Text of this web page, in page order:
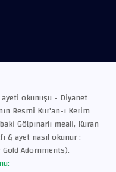
okunuşu - Diyanet
Resmi Kur'an-ı Kerim
Gölpınarlı meali, Kuran
& ayet nasıl okunur :
Adornments).